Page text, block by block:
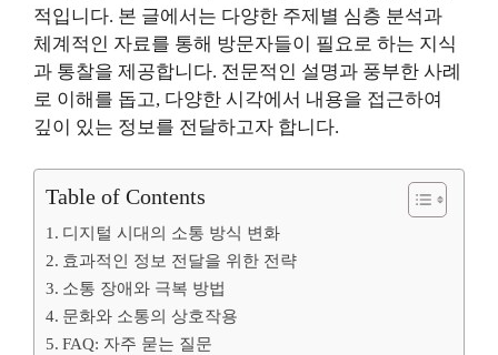
적입니다. 본 글에서는 다양한 주제별 심층 분석과
체계적인 자료를 통해 방문자들이 필요로 하는 지식
과 통찰을 제공합니다. 전문적인 설명과 풍부한 사례
로 이해를 돕고, 다양한 시각에서 내용을 접근하여
깊이 있는 정보를 전달하고자 합니다.
Table of Contents
디지털 시대의 소통 방식 변화
효과적인 정보 전달을 위한 전략
소통 장애와 극복 방법
문화와 소통의 상호작용
FAQ: 자주 묻는 질문